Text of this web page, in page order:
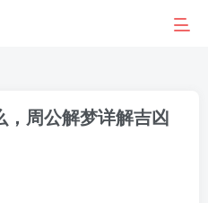
周公解梦详解吉凶